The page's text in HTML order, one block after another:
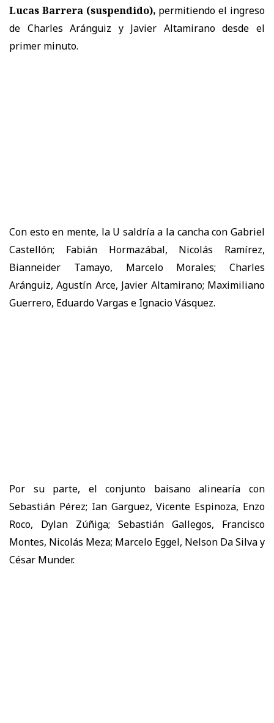
Lucas Barrera (suspendido), permitiendo el ingreso
de Charles Aránguiz y Javier Altamirano desde el
primer minuto.
Con esto en mente, la U saldría a la cancha con Gabriel
Castellón; Fabián Hormazábal, Nicolás Ramírez,
Bianneider Tamayo, Marcelo Morales; Charles
Aránguiz, Agustín Arce, Javier Altamirano; Maximiliano
Guerrero, Eduardo Vargas e Ignacio Vásquez.
Por su parte, el conjunto baisano alinearía con
Sebastián Pérez; Ian Garguez, Vicente Espinoza, Enzo
Roco, Dylan Zúñiga; Sebastián Gallegos, Francisco
Montes, Nicolás Meza; Marcelo Eggel, Nelson Da Silva y
César Munder.